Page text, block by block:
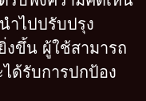
ำไปปรับปรุง
งขึ้น ผู้ใช้สามารถ
ด้รับการปกป้อง